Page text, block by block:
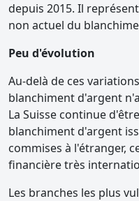
depuis 2015. Il
non actuel du
Peu d'évolution
Au-delà de ces
blanchiment d'argent
La Suisse continue
blanchiment d'argent
commises à l'étranger,
financière très
Les branches les plus